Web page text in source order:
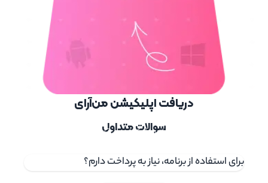
دریافت اپلیکیشن من‌آرای
همین حالا میتوانید اپلیکیشن من‌آرای را در دو نسخه
سوالات متداول
برای استفاده از برنامه، نیاز به پرداخت دارم؟